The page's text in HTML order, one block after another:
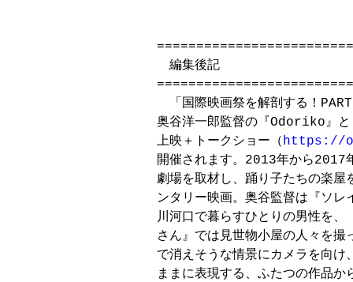
編集後記
「国際映画祭を解剖する！
奥谷洋一郎監督の『Odoriko』と
上映＋トークショー（https://
開催されます。2013年から2017
劇場を取材し、踊り子たちの楽屋
ンタリー映画。奥谷監督は『ソレ
川河口で暮らすひとりの男性を、
さん』では見世物小屋の人々を撮
で消えそうな情景にカメラを向け
ままに表現する、ふたつの作品か